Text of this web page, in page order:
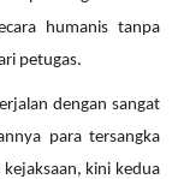
humanis tanpa
petugas.
dengan sangat
para tersangka
kini kedua